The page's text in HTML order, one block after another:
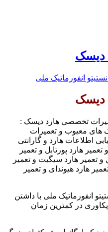
دیسک
انستیتو انفورماتیک ملی
دیسک
تخصصی هارد دیسک :
های معیوب و تعمیرات
اطلاعات هارد و گارانتی
هارد پورتابل و تعمیر
و تعمیر هارد سیگیت و تعمیر
هارد هیوندای و تعمیر
انفورماتیک ملی با داشتن
در کمترین زمان